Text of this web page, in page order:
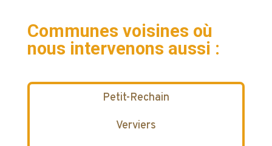
Communes voisines où
nous intervenons aussi :
Petit-Rechain
Verviers